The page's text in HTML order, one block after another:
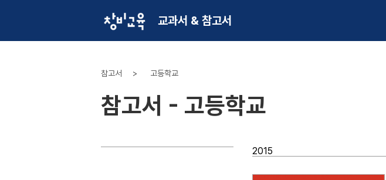
교과서 & 참고서
참고서 고등학교
참고서 - 고등학교
2015